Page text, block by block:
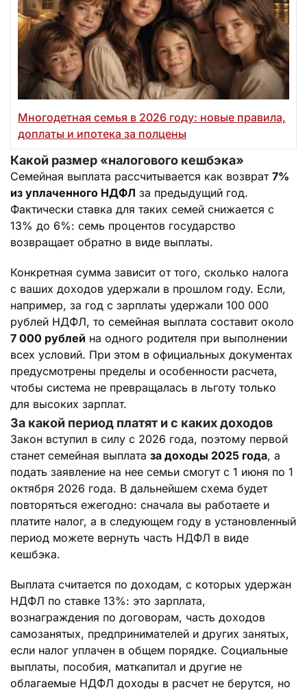
Многодетная семья в 2026 году: новые правила,
доплаты и ипотека за полцены
Какой размер «налогового кешбэка»
Семейная выплата рассчитывается как возврат 7%
из уплаченного НДФЛ за предыдущий год.
Фактически ставка для таких семей снижается с
13% до 6%: семь процентов государство
возвращает обратно в виде выплаты.
Конкретная сумма зависит от того, сколько налога
с ваших доходов удержали в прошлом году. Если,
например, за год с зарплаты удержали 100 000
рублей НДФЛ, то семейная выплата составит около
7 000 рублей на одного родителя при выполнении
всех условий. При этом в официальных документах
предусмотрены пределы и особенности расчета,
чтобы система не превращалась в льготу только
для высоких зарплат.
За какой период платят и с каких доходов
Закон вступил в силу с 2026 года, поэтому первой
станет семейная выплата за доходы 2025 года, а
подать заявление на нее семьи смогут с 1 июня по 1
октября 2026 года. В дальнейшем схема будет
повторяться ежегодно: сначала вы работаете и
платите налог, а в следующем году в установленный
период можете вернуть часть НДФЛ в виде
кешбэка.
Выплата считается по доходам, с которых удержан
НДФЛ по ставке 13%: это зарплата,
вознаграждения по договорам, часть доходов
самозанятых, предпринимателей и других занятых,
если налог уплачен в общем порядке. Социальные
выплаты, пособия, маткапитал и другие не
облагаемые НДФЛ доходы в расчет не берутся, но